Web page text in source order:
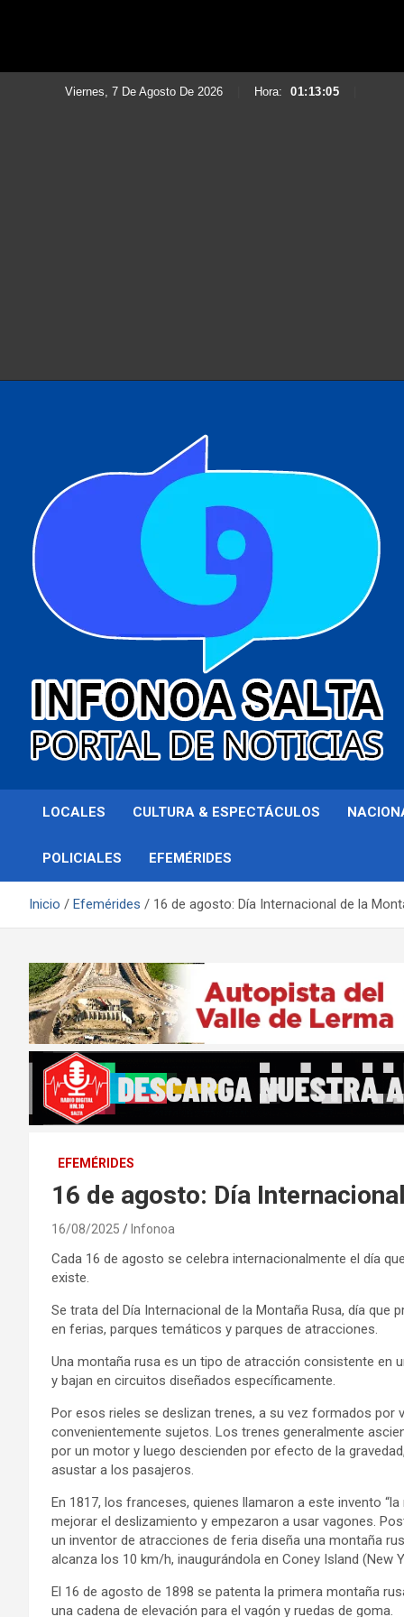
Viernes, 7 De Agosto De 2026 Hora: 01:13:07
Infonoa Salta
LOCALES CULTURA & ESPECTÁCULOS
POLICIALES EFEMÉRIDES
Inicio Efemérides 16 de agosto: Día Internacional de la
EFEMÉRIDES
16 de agosto: Día
16/08/2025 Infonoa
Cada 16 de agosto se celebra internacionalmente el día
existe.
Se trata del Día Internacional de la Montaña Rusa, día
en ferias, parques temáticos y parques de atracciones.
Una montaña rusa es un tipo de atracción consistente en
y bajan en circuitos diseñados específicamente.
Por esos rieles se deslizan trenes, a su vez formados por
convenientemente sujetos. Los trenes generalmente
por un motor y luego descienden por efecto de la
asustar a los pasajeros.
En 1817, los franceses, quienes llamaron a este invento
mejorar el deslizamiento y empezaron a usar vagones.
un inventor de atracciones de feria diseña una montaña
alcanza los 10 km/h, inaugurándola en Coney Island (New
El 16 de agosto de 1898 se patenta la primera montaña
una cadena de elevación para el vagón y ruedas de goma.